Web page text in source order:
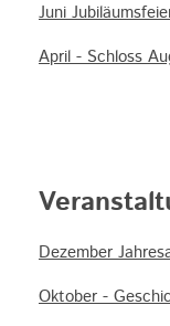
Juni
April - Schloss
Dezember
Oktober -